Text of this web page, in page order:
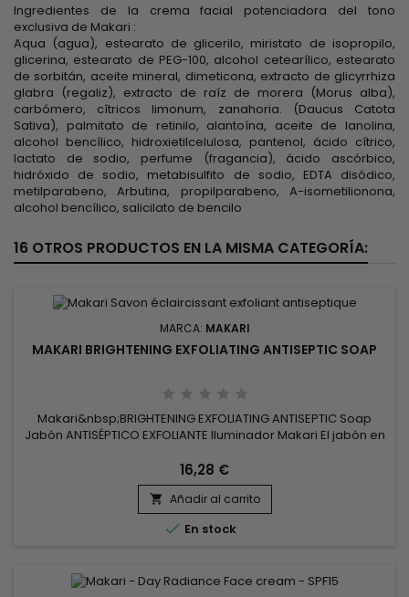
Ingredientes de la crema facial potenciadora del tono
exclusiva de Makari :
Aqua (agua), estearato de glicerilo, miristato de isopropilo,
glicerina, estearato de PEG-100, alcohol cetearílico, estearato
de sorbitán, aceite mineral, dimeticona, extracto de glicyrrhiza
glabra (regaliz), extracto de raíz de morera (Morus alba),
carbómero, cítricos limonum, zanahoria. (Daucus Catota
Sativa), palmitato de retinilo, alantoína, aceite de lanolina,
alcohol bencílico, hidroxietilcelulosa, pantenol, ácido cítrico,
lactato de sodio, perfume (fragancia), ácido ascórbico,
hidróxido de sodio, metabisulfito de sodio, EDTA disódico,
metilparabeno, Arbutina, propilparabeno, A-isometilionona,
alcohol bencílico, salicilato de bencilo
16 OTROS PRODUCTOS EN LA MISMA CATEGORÍA:
MARCA: MAKARI
MAKARI BRIGHTENING EXFOLIATING ANTISEPTIC SOAP
Makari&nbsp;BRIGHTENING EXFOLIATING ANTISEPTIC Soap
Jabón ANTISÉPTICO EXFOLIANTE Iluminador Makari El jabón en
suavemente la piel apagada y actúa como una alternativa
blanqueadora que elimina las impurezas, mejora la textura
de la piel, unifica el tono para una apariencia impecable y
revitaliza el...
16,28 €
 Añadir al carrito
 En stock